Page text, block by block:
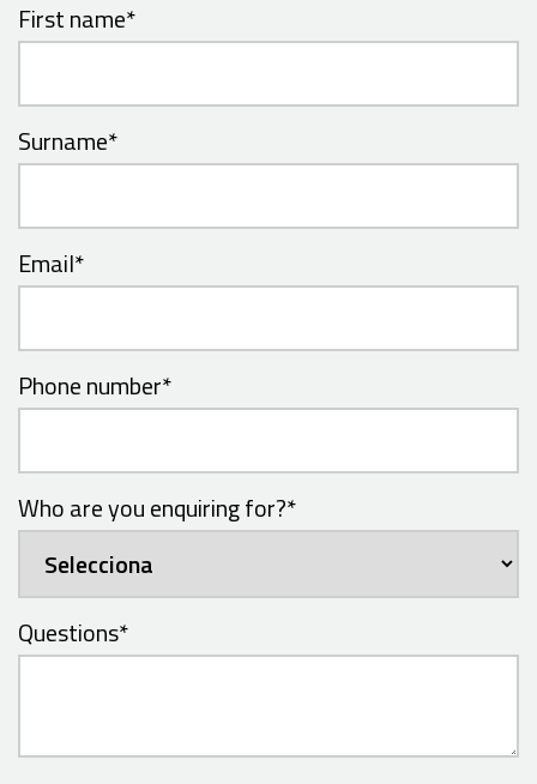
First name*
Surname*
Email*
Phone number*
Who are you enquiring for?*
Questions*